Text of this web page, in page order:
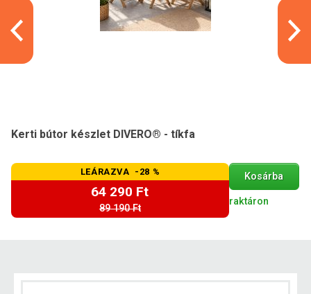
Kerti bútor készlet DIVERO® - tíkfa
LEÁRAZVA -28 %
64 290 Ft
89 190 Ft
Kosárba
raktáron